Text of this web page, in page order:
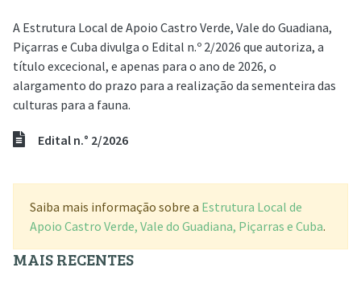
A Estrutura Local de Apoio Castro Verde, Vale do Guadiana,
Piçarras e Cuba divulga o Edital n.º 2/2026 que autoriza, a
título excecional, e apenas para o ano de 2026, o
alargamento do prazo para a realização da sementeira das
culturas para a fauna.
Edital n.° 2/2026
Saiba mais informação sobre a Estrutura Local de
Apoio Castro Verde, Vale do Guadiana, Piçarras e Cuba.
MAIS RECENTES